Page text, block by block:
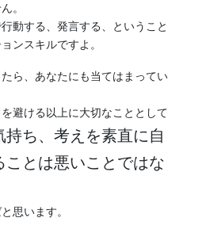
。
動する、発言する、ということ
ンスキルですよ。
ら、あなたにも当てはまってい
避ける以上に大切なこととして
持ち、考えを素直に自
ことは悪いことではな
思います。